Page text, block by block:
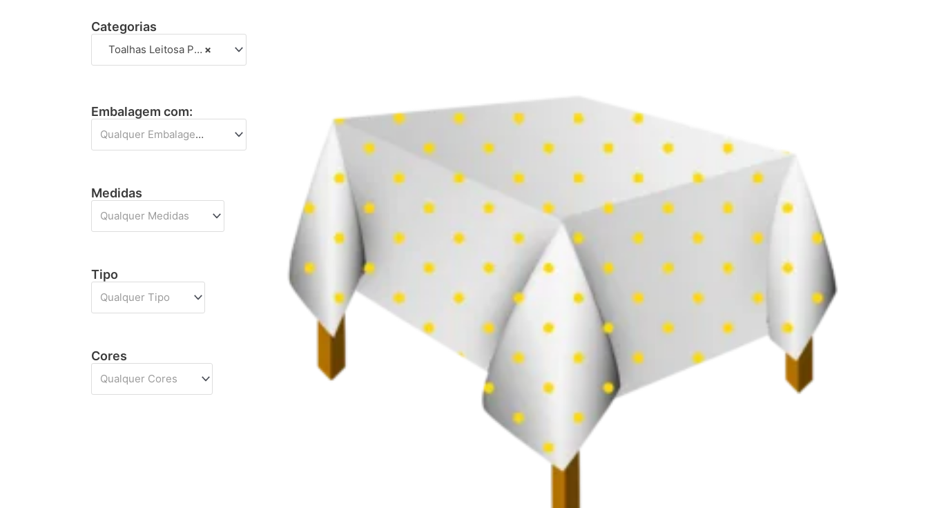
Categorias
×
Toalhas Leitosa Poá Fundo Branco
Embalagem com:
Qualquer Embalagem com
Medidas
Qualquer Medidas
Tipo
Qualquer Tipo
Cores
Qualquer Cores